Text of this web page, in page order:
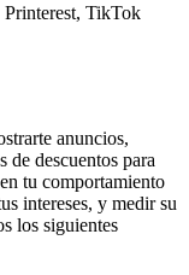
TikTok
anuncios,
de descuentos para
tu comportamiento
intereses, y medir su
los siguientes